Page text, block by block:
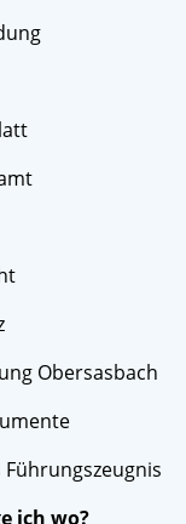
Obersasbach
Führungszeugnis
ich wo?